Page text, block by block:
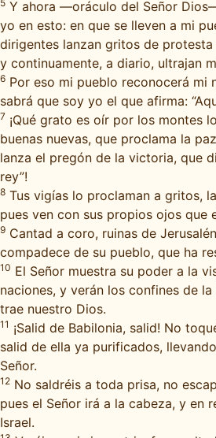
5 Y ahora —oráculo del Señor
yo en esto: en que se lleven a mi
dirigentes lanzan gritos de
y continuamente, a diario, ultrajan
6 Por eso mi pueblo reconocerá mi
sabrá que soy yo el que afirma:
7 ¡Qué grato es oír por los montes
buenas nuevas, que proclama la
lanza el pregón de la victoria, que
rey”!
8 Tus vigías lo proclaman a gritos,
pues ven con sus propios ojos que
9 Cantad a coro, ruinas de
compadece de su pueblo, que ha
10 El Señor muestra su poder a la
naciones, y verán los confines de
trae nuestro Dios.
11 ¡Salid de Babilonia, salid! No
salid de ella ya purificados,
Señor.
12 No saldréis a toda prisa, no
pues el Señor irá a la cabeza, y en
Israel.